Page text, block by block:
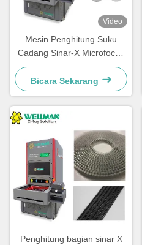
Video
Mesin Penghitung Suku
Cadang Sinar-X Microfocus
30μM Titik Fokus 80kV 17"
FPD
Bicara Sekarang
Penghitung bagian sinar X